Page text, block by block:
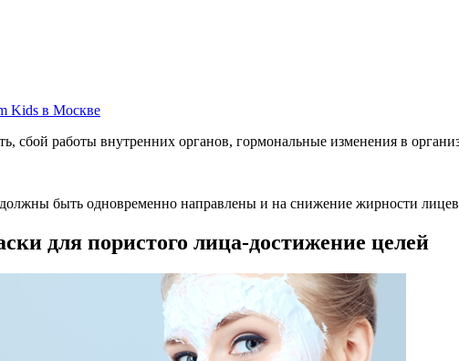
сбой работы внутренних органов, гормональные изменения в
быть одновременно направлены и на снижение жирности
для пористого лица-достижение целей